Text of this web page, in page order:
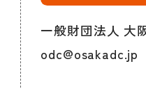
一般財団法人 大
odc@osakadc.jp